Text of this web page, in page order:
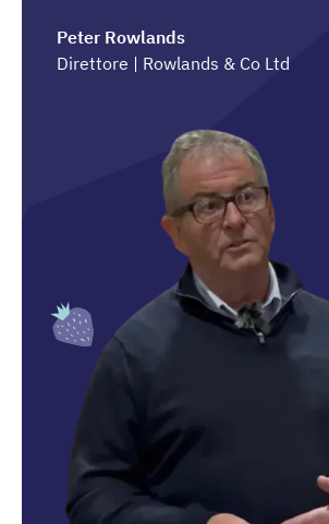
Peter Rowlands
Direttore | Rowlands & Co Ltd